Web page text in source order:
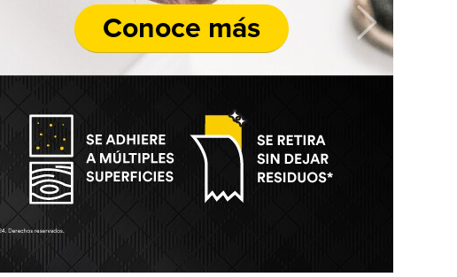
Conoce más